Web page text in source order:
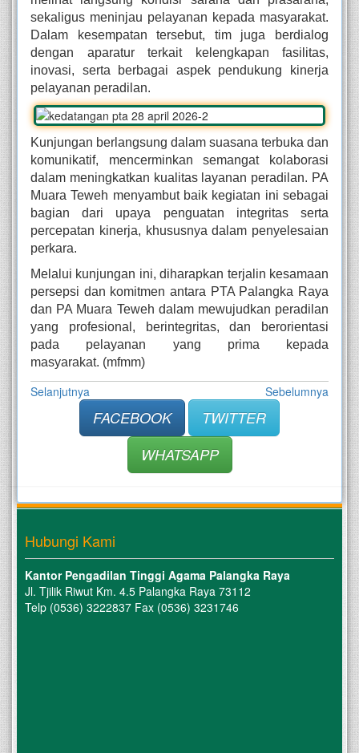
sekaligus meninjau pelayanan kepada masyarakat.
Dalam kesempatan tersebut, tim juga berdialog
dengan aparatur terkait kelengkapan fasilitas,
inovasi, serta berbagai aspek pendukung kinerja
pelayanan peradilan.
Kunjungan berlangsung dalam suasana terbuka dan
komunikatif, mencerminkan semangat kolaborasi
dalam meningkatkan kualitas layanan peradilan. PA
Muara Teweh menyambut baik kegiatan ini sebagai
bagian dari upaya penguatan integritas serta
percepatan kinerja, khususnya dalam penyelesaian
perkara.
Melalui kunjungan ini, diharapkan terjalin kesamaan
persepsi dan komitmen antara PTA Palangka Raya
dan PA Muara Teweh dalam mewujudkan peradilan
yang profesional, berintegritas, dan berorientasi
pada pelayanan yang prima kepada
masyarakat. (mfmm)
Selanjutnya Sebelumnya
FACEBOOK
TWITTER
WHATSAPP
Hubungi Kami
Kantor Pengadilan Tinggi Agama Palangka Raya
Jl. Tjilik Riwut Km. 4.5 Palangka Raya 73112
Telp (0536) 3222837 Fax (0536) 3231746